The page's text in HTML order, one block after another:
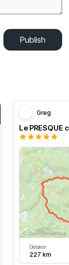
Publish
Greg
Distance
227 km